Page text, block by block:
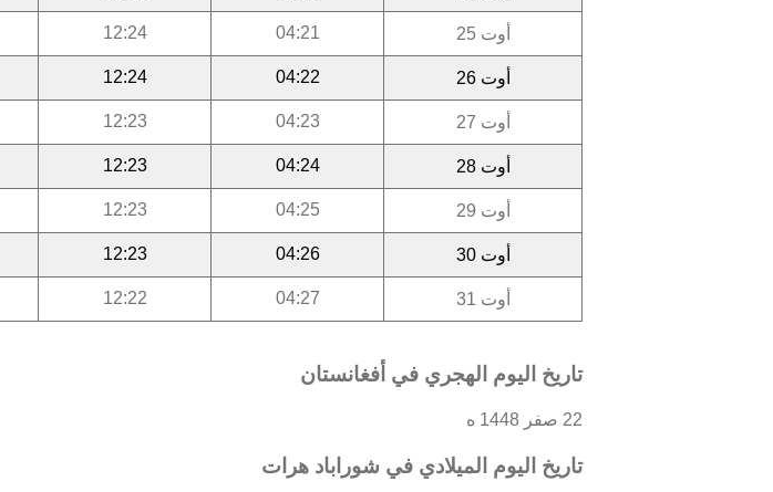
أوت 25 04:21
12:24
أوت 26 04:22
12:24
أوت 27 04:23
12:23
أوت 28 04:24
12:23
أوت 29 04:25
12:23
أوت 30 04:26
12:23
أوت 31 04:27
12:22
تاريخ اليوم الهجري في أفغانستان
22 صفر 1448 ه
تاريخ اليوم الميلادي في شوراباد هرات